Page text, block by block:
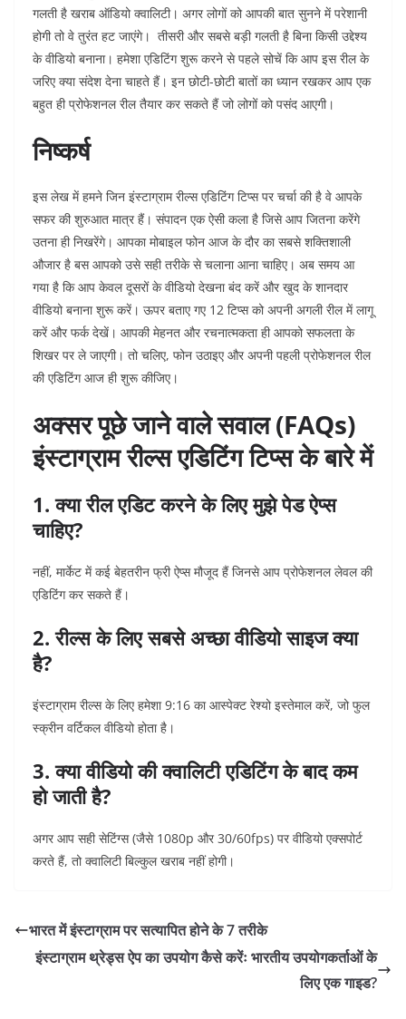
गलती है खराब ऑडियो क्वालिटी। अगर लोगों को आपकी बात सुनने में परेशानी
होगी तो वे तुरंत हट जाएंगे। तीसरी और सबसे बड़ी गलती है बिना किसी उद्देश्य
के वीडियो बनाना। हमेशा एडिटिंग शुरू करने से पहले सोचें कि आप इस रील के
जरिए क्या संदेश देना चाहते हैं। इन छोटी-छोटी बातों का ध्यान रखकर आप एक
बहुत ही प्रोफेशनल रील तैयार कर सकते हैं जो लोगों को पसंद आएगी।
निष्कर्ष
इस लेख में हमने जिन इंस्टाग्राम रील्स एडिटिंग टिप्सपर चर्चा की है वे आपके
सफर की शुरुआत मात्र हैं। संपादन एक ऐसी कला है जिसे आप जितना करेंगे
उतना ही निखरेंगे। आपका मोबाइल फोन आज के दौर का सबसे शक्तिशाली
औजार है बस आपको उसे सही तरीके से चलाना आना चाहिए। अब समय आ
गया है कि आप केवल दूसरों के वीडियो देखना बंद करें और खुद के शानदार
वीडियो बनाना शुरू करें। ऊपर बताए गए 12 टिप्स को अपनी अगली रील में लागू
करें और फर्क देखें। आपकी मेहनत और रचनात्मकता ही आपको सफलता के
शिखर पर ले जाएगी। तो चलिए, फोन उठाइए और अपनी पहली प्रोफेशनल रील
की एडिटिंग आज ही शुरू कीजिए।
अक्सर पूछे जाने वाले सवाल (FAQs)
इंस्टाग्राम रील्स एडिटिंग टिप्स के बारे में
1. क्या रील एडिट करने के लिए मुझे पेड ऐप्स
चाहिए?
नहीं, मार्केट में कई बेहतरीन फ्री ऐप्स मौजूद हैं जिनसे आप प्रोफेशनल लेवल की
एडिटिंग कर सकते हैं।
2. रील्स के लिए सबसे अच्छा वीडियो साइज क्या
है?
इंस्टाग्राम रील्स के लिए हमेशा 9:16 का आस्पेक्ट रेश्यो इस्तेमाल करें, जो फुल
स्क्रीन वर्टिकल वीडियो होता है।
3. क्या वीडियो की क्वालिटी एडिटिंग के बाद कम
हो जाती है?
अगर आप सही सेटिंग्स (जैसे 1080p और 30/60fps) पर वीडियो एक्सपोर्ट
करते हैं, तो क्वालिटी बिल्कुल खराब नहीं होगी।
भारत में इंस्टाग्राम पर सत्यापित होने के 7 तरीके
इंस्टाग्राम थ्रेड्स ऐप का उपयोग कैसे करेंः भारतीय उपयोगकर्ताओं के
लिए एक गाइड?